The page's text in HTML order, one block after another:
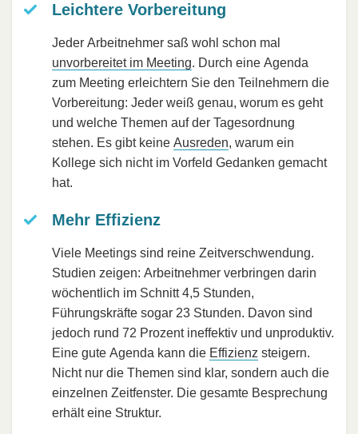
Leichtere Vorbereitung
Jeder Arbeitnehmer saß wohl schon mal
unvorbereitet im Meeting. Durch eine Agenda
zum Meeting erleichtern Sie den Teilnehmern die
Vorbereitung: Jeder weiß genau, worum es geht
und welche Themen auf der Tagesordnung
stehen. Es gibt keine Ausreden, warum ein
Kollege sich nicht im Vorfeld Gedanken gemacht
hat.
Mehr Effizienz
Viele Meetings sind reine Zeitverschwendung.
Studien zeigen: Arbeitnehmer verbringen darin
wöchentlich im Schnitt 4,5 Stunden,
Führungskräfte sogar 23 Stunden. Davon sind
jedoch rund 72 Prozent ineffektiv und unproduktiv.
Eine gute Agenda kann die Effizienz steigern.
Nicht nur die Themen sind klar, sondern auch die
einzelnen Zeitfenster. Die gesamte Besprechung
erhält eine Struktur.